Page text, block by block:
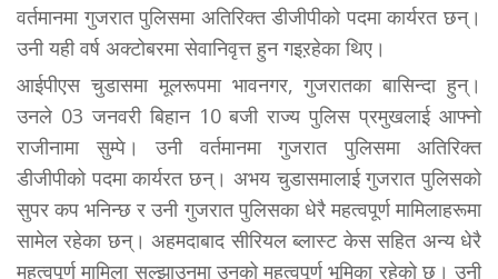
वर्तमानमा गुजरात पुलिसमा अतिरिक्त डीजीपीको पदमा कार्यरत छन्।
उनी यही वर्ष अक्टोबरमा सेवानिवृत्त हुन गइऱहेका थिए।
आईपीएस चुडासमा मूलरूपमा भावनगर, गुजरातका बासिन्दा हुन्।
उनले 03 जनवरी बिहान 10 बजी राज्य पुलिस प्रमुखलाई आफ्नो
राजीनामा सुम्पे। उनी वर्तमानमा गुजरात पुलिसमा अतिरिक्त
डीजीपीको पदमा कार्यरत छन्। अभय चुडासमालाई गुजरात पुलिसको
सुपर कप भनिन्छ र उनी गुजरात पुलिसका धेरै महत्वपूर्ण मामिलाहरूमा
सामेल रहेका छन्। अहमदाबाद सीरियल ब्लास्ट केस सहित अन्य धेरै
महत्वपूर्ण मामिला सुल्झाउनमा उनको महत्वपूर्ण भूमिका रहेको छ। उनी